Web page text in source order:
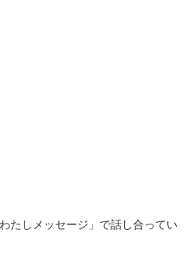
わたしメッセージ」で話し合ってい